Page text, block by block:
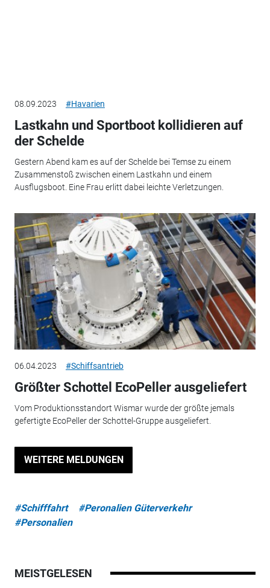
08.09.2023 #Havarien
Lastkahn und Sportboot kollidieren auf
der Schelde
Gestern Abend kam es auf der Schelde bei Temse zu einem
Zusammenstoß zwischen einem Lastkahn und einem
Ausflugsboot. Eine Frau erlitt dabei leichte Verletzungen.
06.04.2023 #Schiffsantrieb
Größter Schottel EcoPeller ausgeliefert
Vom Produktionsstandort Wismar wurde der größte jemals
gefertigte EcoPeller der Schottel-Gruppe ausgeliefert.
WEITERE MELDUNGEN
#Schifffahrt
#Peronalien Güterverkehr
#Personalien
MEISTGELESEN